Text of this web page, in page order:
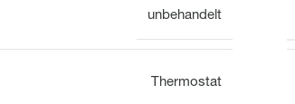
unbehandelt
Thermostat